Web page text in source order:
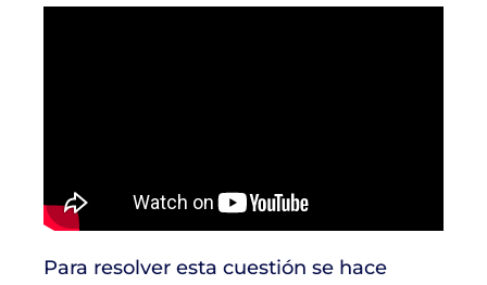
Para resolver esta cuestión se hace